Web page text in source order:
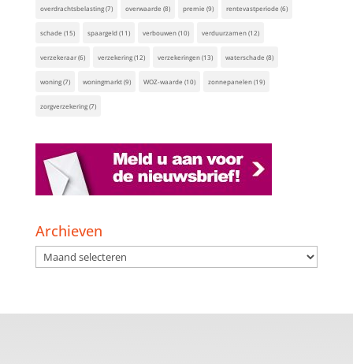
overdrachtsbelasting(7) overwaarde (8) premie (9) rentevastperiode (6)
schade (15) spaargeld(11) verbouwen(10) verduurzamen(12)
verzekeraar(6) verzekering(12) verzekeringen(13) waterschade (8)
woning(7) woningmarkt(9) WOZ-waarde (10) zonnepanelen(19)
zorgverzekering(7)
Archieven
Archieven